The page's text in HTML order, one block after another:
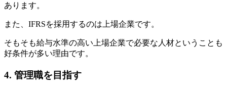
あります。
また、IFRSを採用するのは上場企業です。
そもそも給与水準の高い上場企業で必要な人材ということも
好条件が多い理由です。
4. 管理職を目指す